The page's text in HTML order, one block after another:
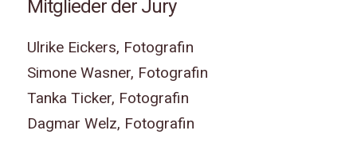
Mitglieder der Jury
Ulrike Eickers, Fotografin
Simone Wasner, Fotografin
Tanka Ticker, Fotografin
Dagmar Welz, Fotografin